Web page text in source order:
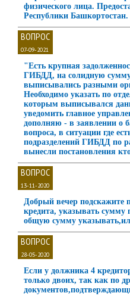
физического лица.
Республики Башкортостан.
ВОПРОС
07-09-2021
"Есть крупная
ГИБДД, на солидную
выписывались разными
Необходимо указать по
которым выписывался
уведомить главное
дополняю - в заявлении о
вопроса, в ситуации где
подразделений ГИБДД по
вынесли постановления
ВОПРОС
13-11-2020
Добрый вечер подскажите
кредита, указывать сумму
общую сумму
ВОПРОС
28-05-2020
Если у должника 4
только двоих, так как по